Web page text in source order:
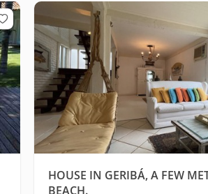
HOUSE IN GERIBÁ, A FEW
BEACH.